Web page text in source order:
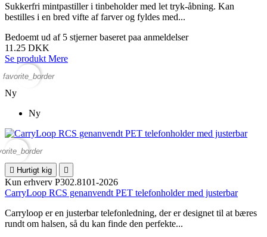
Sukkerfri mintpastiller i tinbeholder med let tryk-åbning. Kan
bestilles i en bred vifte af farver og fyldes med...
Bedoemt ud af 5 stjerner baseret paa anmeldelser
11.25 DKK
Se produkt Mere
favorite_border
Ny
Ny
 Hurtigt kig 
Kun erhverv P302.8101-2026
CarryLoop RCS genanvendt PET telefonholder med justerbar
Carryloop er en justerbar telefonledning, der er designet til at bæres
rundt om halsen, så du kan finde den perfekte...